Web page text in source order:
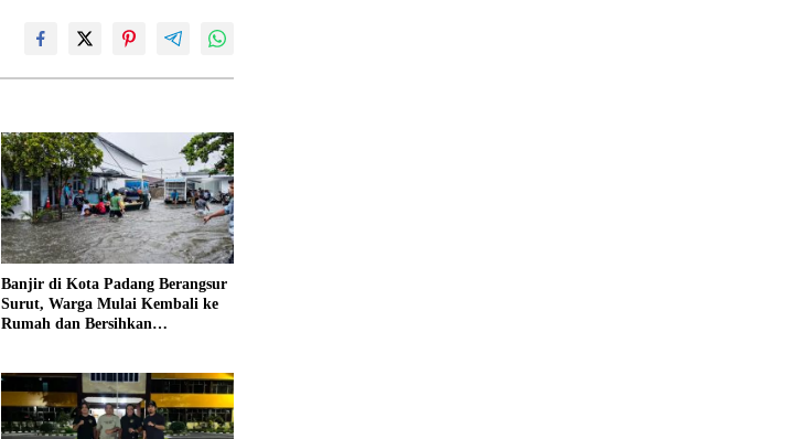
Banjir di Kota Padang Berangsur
Surut, Warga Mulai Kembali ke
Rumah dan Bersihkan